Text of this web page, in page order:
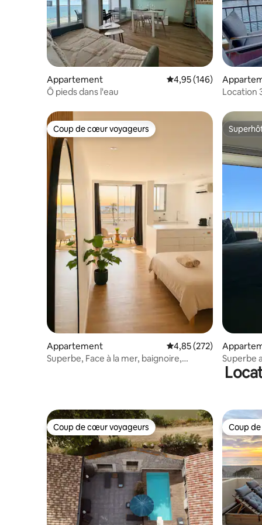
Appartement Évaluation moyenne
4,95 (146)
Ô pieds dans l'eau
Coup de cœur voyageurs
Coup de cœur voyageurs
Appartement Évaluation moyenne
4,85 (272)
Superbe, Face à la mer, baignoire,
Superbe
Coup de cœur voyageurs
Coup de cœur voyageurs Coup
Coup